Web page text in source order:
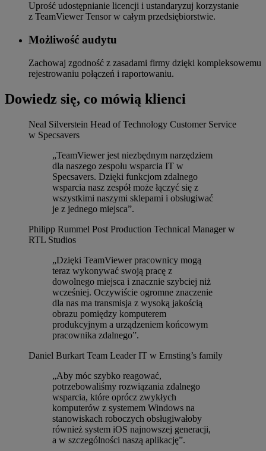
Uprość udostępnianie licencji i ustandaryzuj korzystanie
z TeamViewer Tensor w całym przedsiębiorstwie.
Możliwość audytu
Zachowaj zgodność z zasadami firmy dzięki kompleksowemu
rejestrowaniu połączeń i raportowaniu.
Dowiedz się, co mówią klienci
Neal Silverstein Head of Technology Customer Service
w Specsavers
„TeamViewer jest niezbędnym narzędziem
dla naszego zespołu wsparcia IT w
Specsavers. Dzięki funkcjom zdalnego
wsparcia nasz zespół może łączyć się z
wszystkimi naszymi sklepami i obsługiwać
je z jednego miejsca”.
Philipp Rummel Post Production Technical Manager w
RTL Studios
„Dzięki TeamViewer pracownicy mogą
teraz wykonywać swoją pracę z
dowolnego miejsca i znacznie szybciej niż
wcześniej. Oczywiście ogromne znaczenie
dla nas ma transmisja z wysoką jakością
obrazu pomiędzy komputerem
produkcyjnym a urządzeniem końcowym
pracownika zdalnego”.
Daniel Burkart Team Leader IT w Ernsting’s family
„Aby móc szybko reagować,
potrzebowaliśmy rozwiązania zdalnego
wsparcia, które oprócz zwykłych
komputerów z systemem Windows na
stanowiskach roboczych obsługiwałoby
również system iOS najnowszej generacji,
a w szczególności naszą aplikację”.